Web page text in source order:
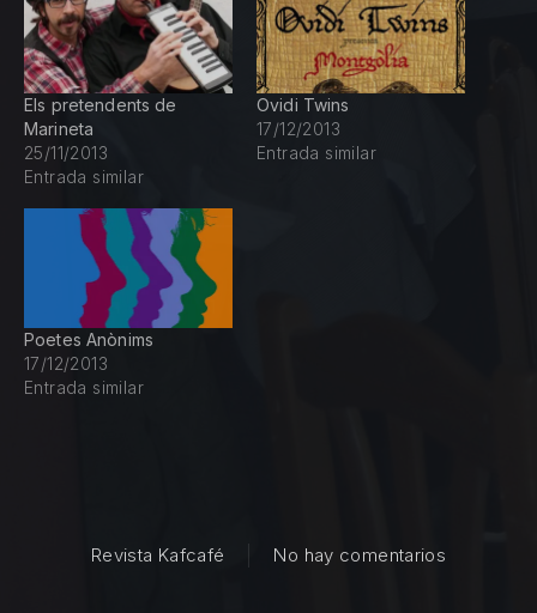
Els pretendents de
Marineta
25/11/2013
Entrada similar
Ovidi Twins
17/12/2013
Entrada similar
Poetes Anònims
17/12/2013
Entrada similar
Revista Kafcafé No hay comentarios
PREVIOUS